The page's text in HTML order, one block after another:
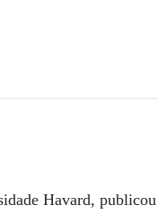
Havard,